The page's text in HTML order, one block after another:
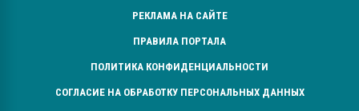
РЕКЛАМА НА САЙТЕ
ПРАВИЛА ПОРТАЛА
ПОЛИТИКА КОНФИДЕНЦИАЛЬНОСТИ
СОГЛАСИЕ НА ОБРАБОТКУ ПЕРСОНАЛЬНЫХ ДАННЫХ